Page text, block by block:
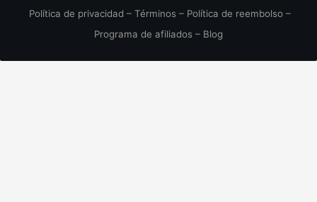
Política de privacidad – Términos – Política de reembolso –
Programa de afiliados – Blog